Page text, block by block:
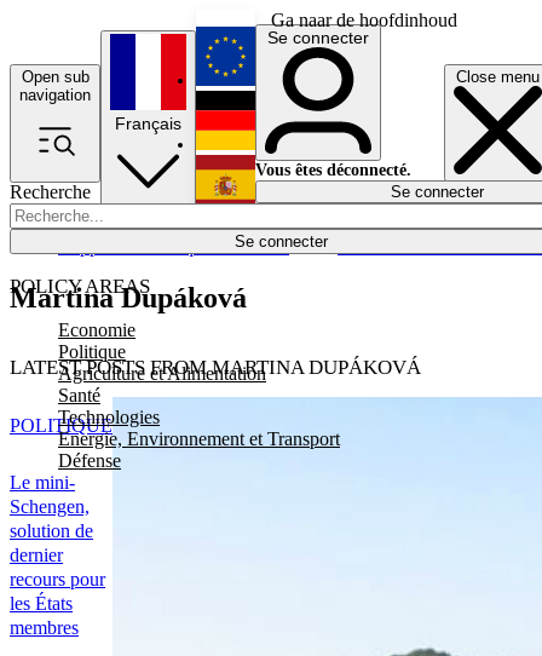
Ga naar de hoofdinhoud
Open sub
navigation
Close menu
Recherche
Se connecter
POLICY AREAS
Economie
Politique
Agriculture et Alimentation
Santé
Technologies
Energie, Environnement et Transport
Défense
Économie
Français
English
Deutsch
Español
Se connecter
Vous êtes déconnecté.
Se connecter
Martina Dupáková
LATEST POSTS FROM MARTINA DUPÁKOVÁ
Le mini-
Schengen,
solution de
dernier
recours pour
les États
membres
POLITIQUE